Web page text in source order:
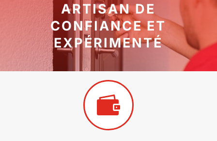
ARTISAN DE
CONFIANCE ET
EXPÉRIMENTÉ
